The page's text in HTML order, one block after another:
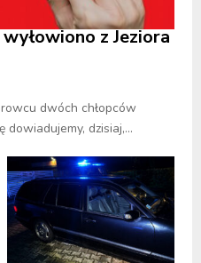
z Jeziora
dwóch chłopców
dowiadujemy, dzisiaj,...